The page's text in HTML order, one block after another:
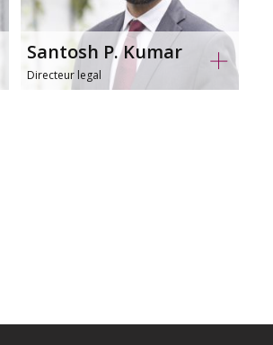
Santosh P. Kumar
Directeur legal
Kumar(at)ica.coop